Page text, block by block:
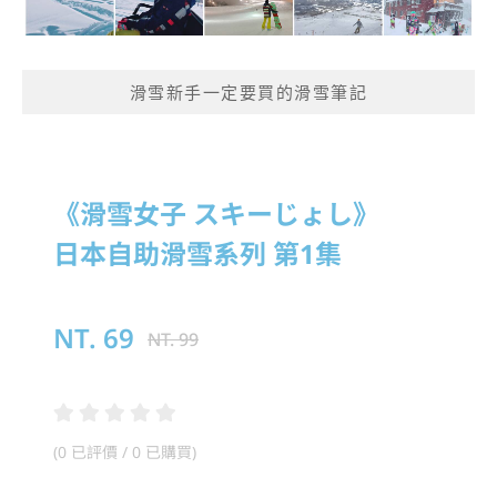
滑雪新手一定要買的滑雪筆記